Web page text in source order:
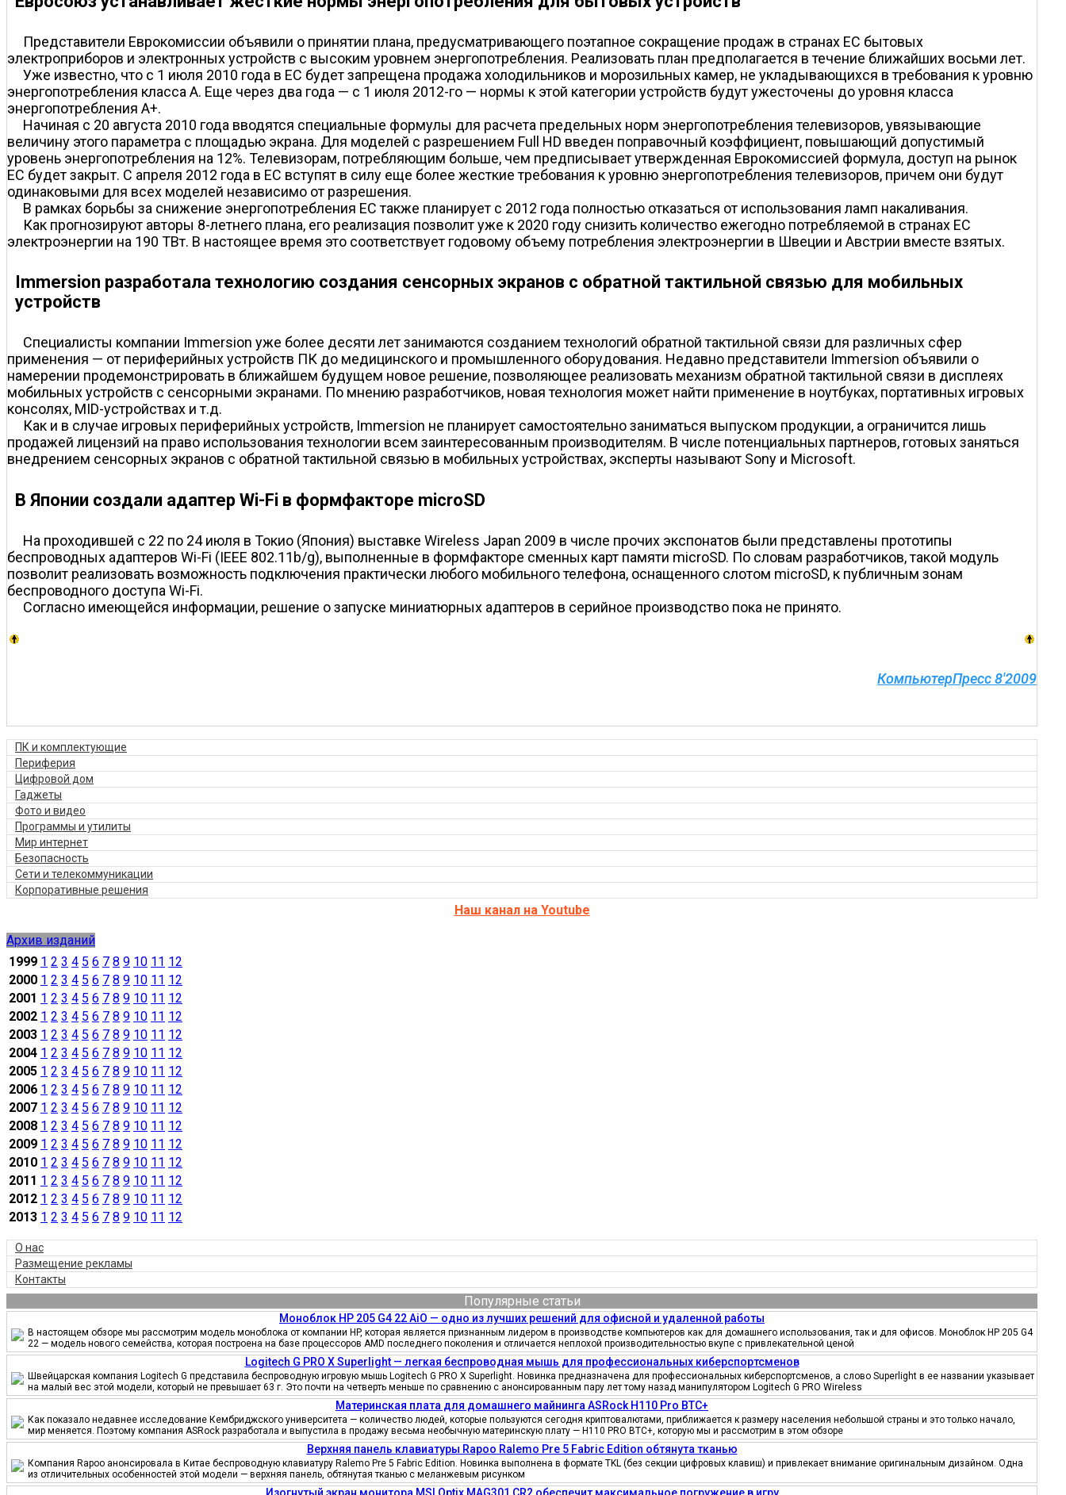
Представители Еврокомиссии объявили о принятии плана, предусматривающего поэтапное сокращение продаж в странах ЕС бытовых
электроприборов и электронных устройств с высоким уровнем энергопотребления. Реализовать план предполагается в течение ближайших восьми лет.
Уже известно, что с 1 июля 2010 года в ЕС будет запрещена продажа холодильников и морозильных камер, не укладывающихся в требования к уровню
энергопотребления класса A. Еще через два года — с 1 июля 2012-го — нормы к этой категории устройств будут ужесточены до уровня класса
энергопотребления A+.
Начиная с 20 августа 2010 года вводятся специальные формулы для расчета предельных норм энергопотребления телевизоров, увязывающие
величину этого параметра с площадью экрана. Для моделей с разрешением Full HD введен поправочный коэффициент, повышающий допустимый
уровень энергопотребления на 12%. Телевизорам, потребляющим больше, чем предписывает утвержденная Еврокомиссией формула, доступ на рынок
ЕС будет закрыт. С апреля 2012 года в ЕС вступят в силу еще более жесткие требования к уровню энергопотребления телевизоров, причем они будут
одинаковыми для всех моделей независимо от разрешения.
В рамках борьбы за снижение энергопотребления ЕС также планирует с 2012 года полностью отказаться от использования ламп накаливания.
Как прогнозируют авторы 8-летнего плана, его реализация позволит уже к 2020 году снизить количество ежегодно потребляемой в странах ЕС
электроэнергии на 190 ТВт. В настоящее время это соответствует годовому объему потребления электроэнергии в Швеции и Австрии вместе взятых.
Immersion разработала технологию создания сенсорных экранов с обратной тактильной связью для мобильных
устройств
Специалисты компании Immersion уже более десяти лет занимаются созданием технологий обратной тактильной связи для различных сфер
применения — от периферийных устройств ПК до медицинского и промышленного оборудования. Недавно представители Immersion объявили о
намерении продемонстрировать в ближайшем будущем новое решение, позволяющее реализовать механизм обратной тактильной связи в дисплеях
мобильных устройств с сенсорными экранами. По мнению разработчиков, новая технология может найти применение в ноутбуках, портативных игровых
консолях, MID-устройствах и т.д.
Как и в случае игровых периферийных устройств, Immersion не планирует самостоятельно заниматься выпуском продукции, а ограничится лишь
продажей лицензий на право использования технологии всем заинтересованным производителям. В числе потенциальных партнеров, готовых заняться
внедрением сенсорных экранов с обратной тактильной связью в мобильных устройствах, эксперты называют Sony и Microsoft.
В Японии создали адаптер Wi-Fi в формфакторе microSD
На проходившей с 22 по 24 июля в Токио (Япония) выставке Wireless Japan 2009 в числе прочих экспонатов были представлены прототипы
беспроводных адаптеров Wi-Fi (IEEE 802.11b/g), выполненные в формфакторе сменных карт памяти microSD. По словам разработчиков, такой модуль
позволит реализовать возможность подключения практически любого мобильного телефона, оснащенного слотом microSD, к публичным зонам
беспроводного доступа Wi-Fi.
Согласно имеющейся информации, решение о запуске миниатюрных адаптеров в серийное производство пока не принято.
КомпьютерПресс 8'2009
ПК и комплектующие
Периферия
Цифровой дом
Гаджеты
Фото и видео
Программы и утилиты
Мир интернет
Безопасность
Сети и телекоммуникации
Корпоративные решения
Наш канал на Youtube
Архив изданий
1999 1 2 3 4 5 6 7 8 9 10 11 12
2000 1 2 3 4 5 6 7 8 9 10 11 12
2001 1 2 3 4 5 6 7 8 9 10 11 12
2002 1 2 3 4 5 6 7 8 9 10 11 12
2003 1 2 3 4 5 6 7 8 9 10 11 12
2004 1 2 3 4 5 6 7 8 9 10 11 12
2005 1 2 3 4 5 6 7 8 9 10 11 12
2006 1 2 3 4 5 6 7 8 9 10 11 12
2007 1 2 3 4 5 6 7 8 9 10 11 12
2008 1 2 3 4 5 6 7 8 9 10 11 12
2009 1 2 3 4 5 6 7 8 9 10 11 12
2010 1 2 3 4 5 6 7 8 9 10 11 12
2011 1 2 3 4 5 6 7 8 9 10 11 12
2012 1 2 3 4 5 6 7 8 9 10 11 12
2013 1 2 3 4 5 6 7 8 9 10 11 12
О нас
Размещение рекламы
Контакты
Популярные статьи
Моноблок HP 205 G4 22 AiO — одно из лучших решений для офисной и удаленной работы
В настоящем обзоре мы рассмотрим модель моноблока от компании HP, которая является признанным лидером в производстве компьютеров как для домашнего использования, так и для офисов. Моноблок HP 205 G4
22 — модель нового семейства, которая построена на базе процессоров AMD последнего поколения и отличается неплохой производительностью вкупе с привлекательной ценой
Logitech G PRO X Superlight — легкая беспроводная мышь для профессиональных киберспортсменов
Швейцарская компания Logitech G представила беспроводную игровую мышь Logitech G PRO X Superlight. Новинка предназначена для профессиональных киберспортсменов, а слово Superlight в ее названии указывает
на малый вес этой модели, который не превышает 63 г. Это почти на четверть меньше по сравнению с анонсированным пару лет тому назад манипулятором Logitech G PRO Wireless
Материнская плата для домашнего майнинга ASRock H110 Pro BTC+
Как показало недавнее исследование Кембриджского университета — количество людей, которые пользуются сегодня криптовалютами, приближается к размеру населения небольшой страны и это только начало,
мир меняется. Поэтому компания ASRock разработала и выпустила в продажу весьма необычную материнскую плату — H110 PRO BTC+, которую мы и рассмотрим в этом обзоре
Верхняя панель клавиатуры Rapoo Ralemo Pre 5 Fabric Edition обтянута тканью
Компания Rapoo анонсировала в Китае беспроводную клавиатуру Ralemo Pre 5 Fabric Edition. Новинка выполнена в формате TKL (без секции цифровых клавиш) и привлекает внимание оригинальным дизайном. Одна
из отличительных особенностей этой модели — верхняя панель, обтянутая тканью с меланжевым рисунком